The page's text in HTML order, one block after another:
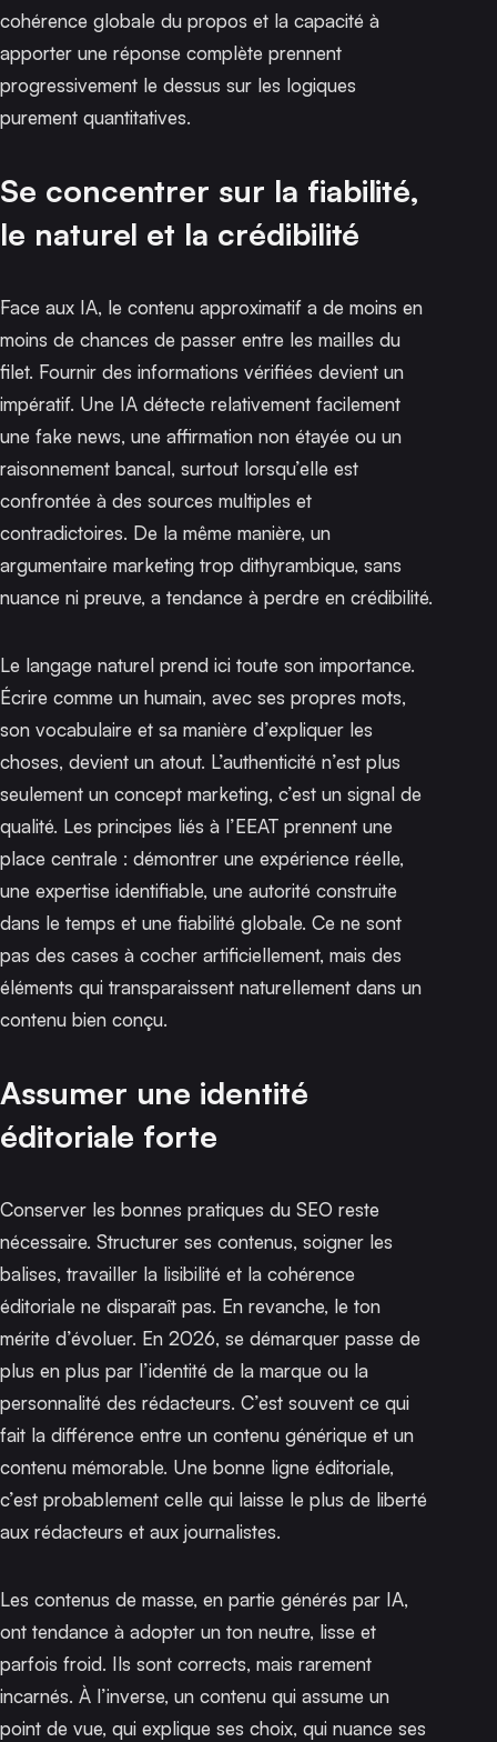
cohérence globale du propos et la capacité à
apporter une réponse complète prennent
progressivement le dessus sur les logiques
purement quantitatives.
Se concentrer sur la fiabilité,
le naturel et la crédibilité
Face aux IA, le contenu approximatif a de moins en
moins de chances de passer entre les mailles du
filet. Fournir des informations vérifiées devient un
impératif. Une IA détecte relativement facilement
une fake news, une affirmation non étayée ou un
raisonnement bancal, surtout lorsqu’elle est
confrontée à des sources multiples et
contradictoires. De la même manière, un
argumentaire marketing trop dithyrambique, sans
nuance ni preuve, a tendance à perdre en crédibilité.
Le langage naturel prend ici toute son importance.
Écrire comme un humain, avec ses propres mots,
son vocabulaire et sa manière d’expliquer les
choses, devient un atout. L’authenticité n’est plus
seulement un concept marketing, c’est un signal de
qualité. Les principes liés à l’EEAT prennent une
place centrale : démontrer une expérience réelle,
une expertise identifiable, une autorité construite
dans le temps et une fiabilité globale. Ce ne sont
pas des cases à cocher artificiellement, mais des
éléments qui transparaissent naturellement dans un
contenu bien conçu.
Assumer une identité
éditoriale forte
Conserver les bonnes pratiques du SEO reste
nécessaire. Structurer ses contenus, soigner les
balises, travailler la lisibilité et la cohérence
éditoriale ne disparaît pas. En revanche, le ton
mérite d’évoluer. En 2026, se démarquer passe de
plus en plus par l’identité de la marque ou la
personnalité des rédacteurs. C’est souvent ce qui
fait la différence entre un contenu générique et un
contenu mémorable. Une bonne ligne éditoriale,
c’est probablement celle qui laisse le plus de liberté
aux rédacteurs et aux journalistes.
Les contenus de masse, en partie générés par IA,
ont tendance à adopter un ton neutre, lisse et
parfois froid. Ils sont corrects, mais rarement
incarnés. À l’inverse, un contenu qui assume un
point de vue, qui explique ses choix, qui nuance ses